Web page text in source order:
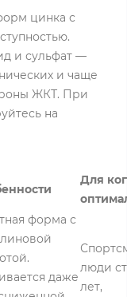
цинка с
и сульфат —
и чаще
ЖКТ. При
на
Для
форма с
даже
люди
лет,